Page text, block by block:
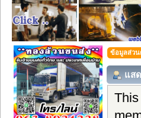
ข้อมูลส่วน
แส